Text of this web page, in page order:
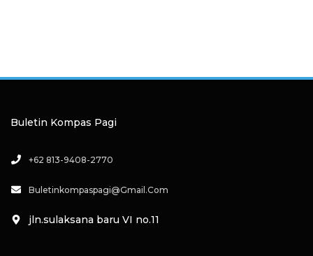
Buletin Kompas Pagi
+62 813-9408-2770
Buletinkompaspagi@gmail.com
jln.sulaksana baru VI no.11